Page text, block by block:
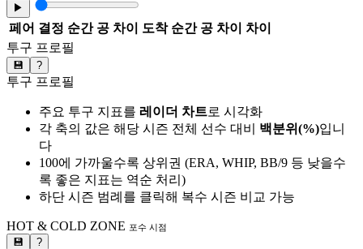
▶
페어 결정 순간 공 차이 도착 순간 공 차이
차이
투구 프로필
💾 ?
투구 프로필
주요 투구 지표를 레이더 차트로 시각화
각 축의 값은 해당 시즌 전체 선수 대비 백분위(%)입니
다
100에 가까울수록 상위권 (ERA, WHIP, BB/9 등 낮을수
록 좋은 지표는 역순 처리)
하단 시즌 범례를 클릭해 복수 시즌 비교 가능
HOT & COLD ZONE 포수 시점
💾 ?